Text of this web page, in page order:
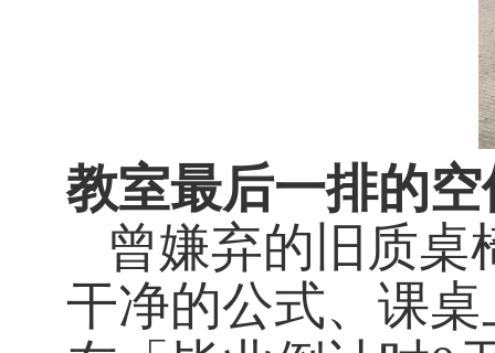
教室最后一排的空
曾嫌弃的旧质桌
干净的公式、课